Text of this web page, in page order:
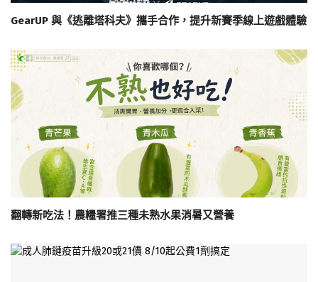
GearUP 與《逃離塔科夫》攜手合作，提升新賽季線上遊戲體驗
翻轉新吃法！農糧署推三種未熟水果消暑又營養